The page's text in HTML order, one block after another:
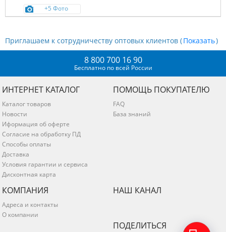
+5 Фото
Приглашаем к сотрудничеству оптовых клиентов ( )
8 800 700 16 90
Бесплатно по всей России
ИНТЕРНЕТ КАТАЛОГ
Каталог товаров
Новости
Иформация об оферте
Согласие на обработку ПД
Способы оплаты
Доставка
Условия гарантии и сервиса
Дисконтная карта
ПОМОЩЬ ПОКУПАТЕЛЮ
FAQ
База знаний
КОМПАНИЯ
Адреса и контакты
О компании
НАШ КАНАЛ
ПОДЕЛИТЬСЯ